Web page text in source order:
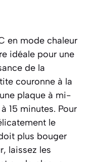
en mode chaleur
idéale pour une
de la
couronne à la
plaque à mi-
15 minutes. Pour
le
plus bouger
laissez les